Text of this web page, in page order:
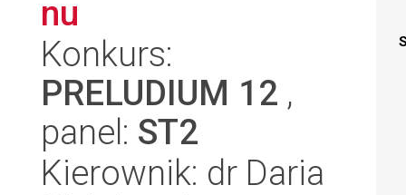
nu
Konkurs:
PRELUDIUM 12 ,
panel: ST2
Kierownik: dr Daria